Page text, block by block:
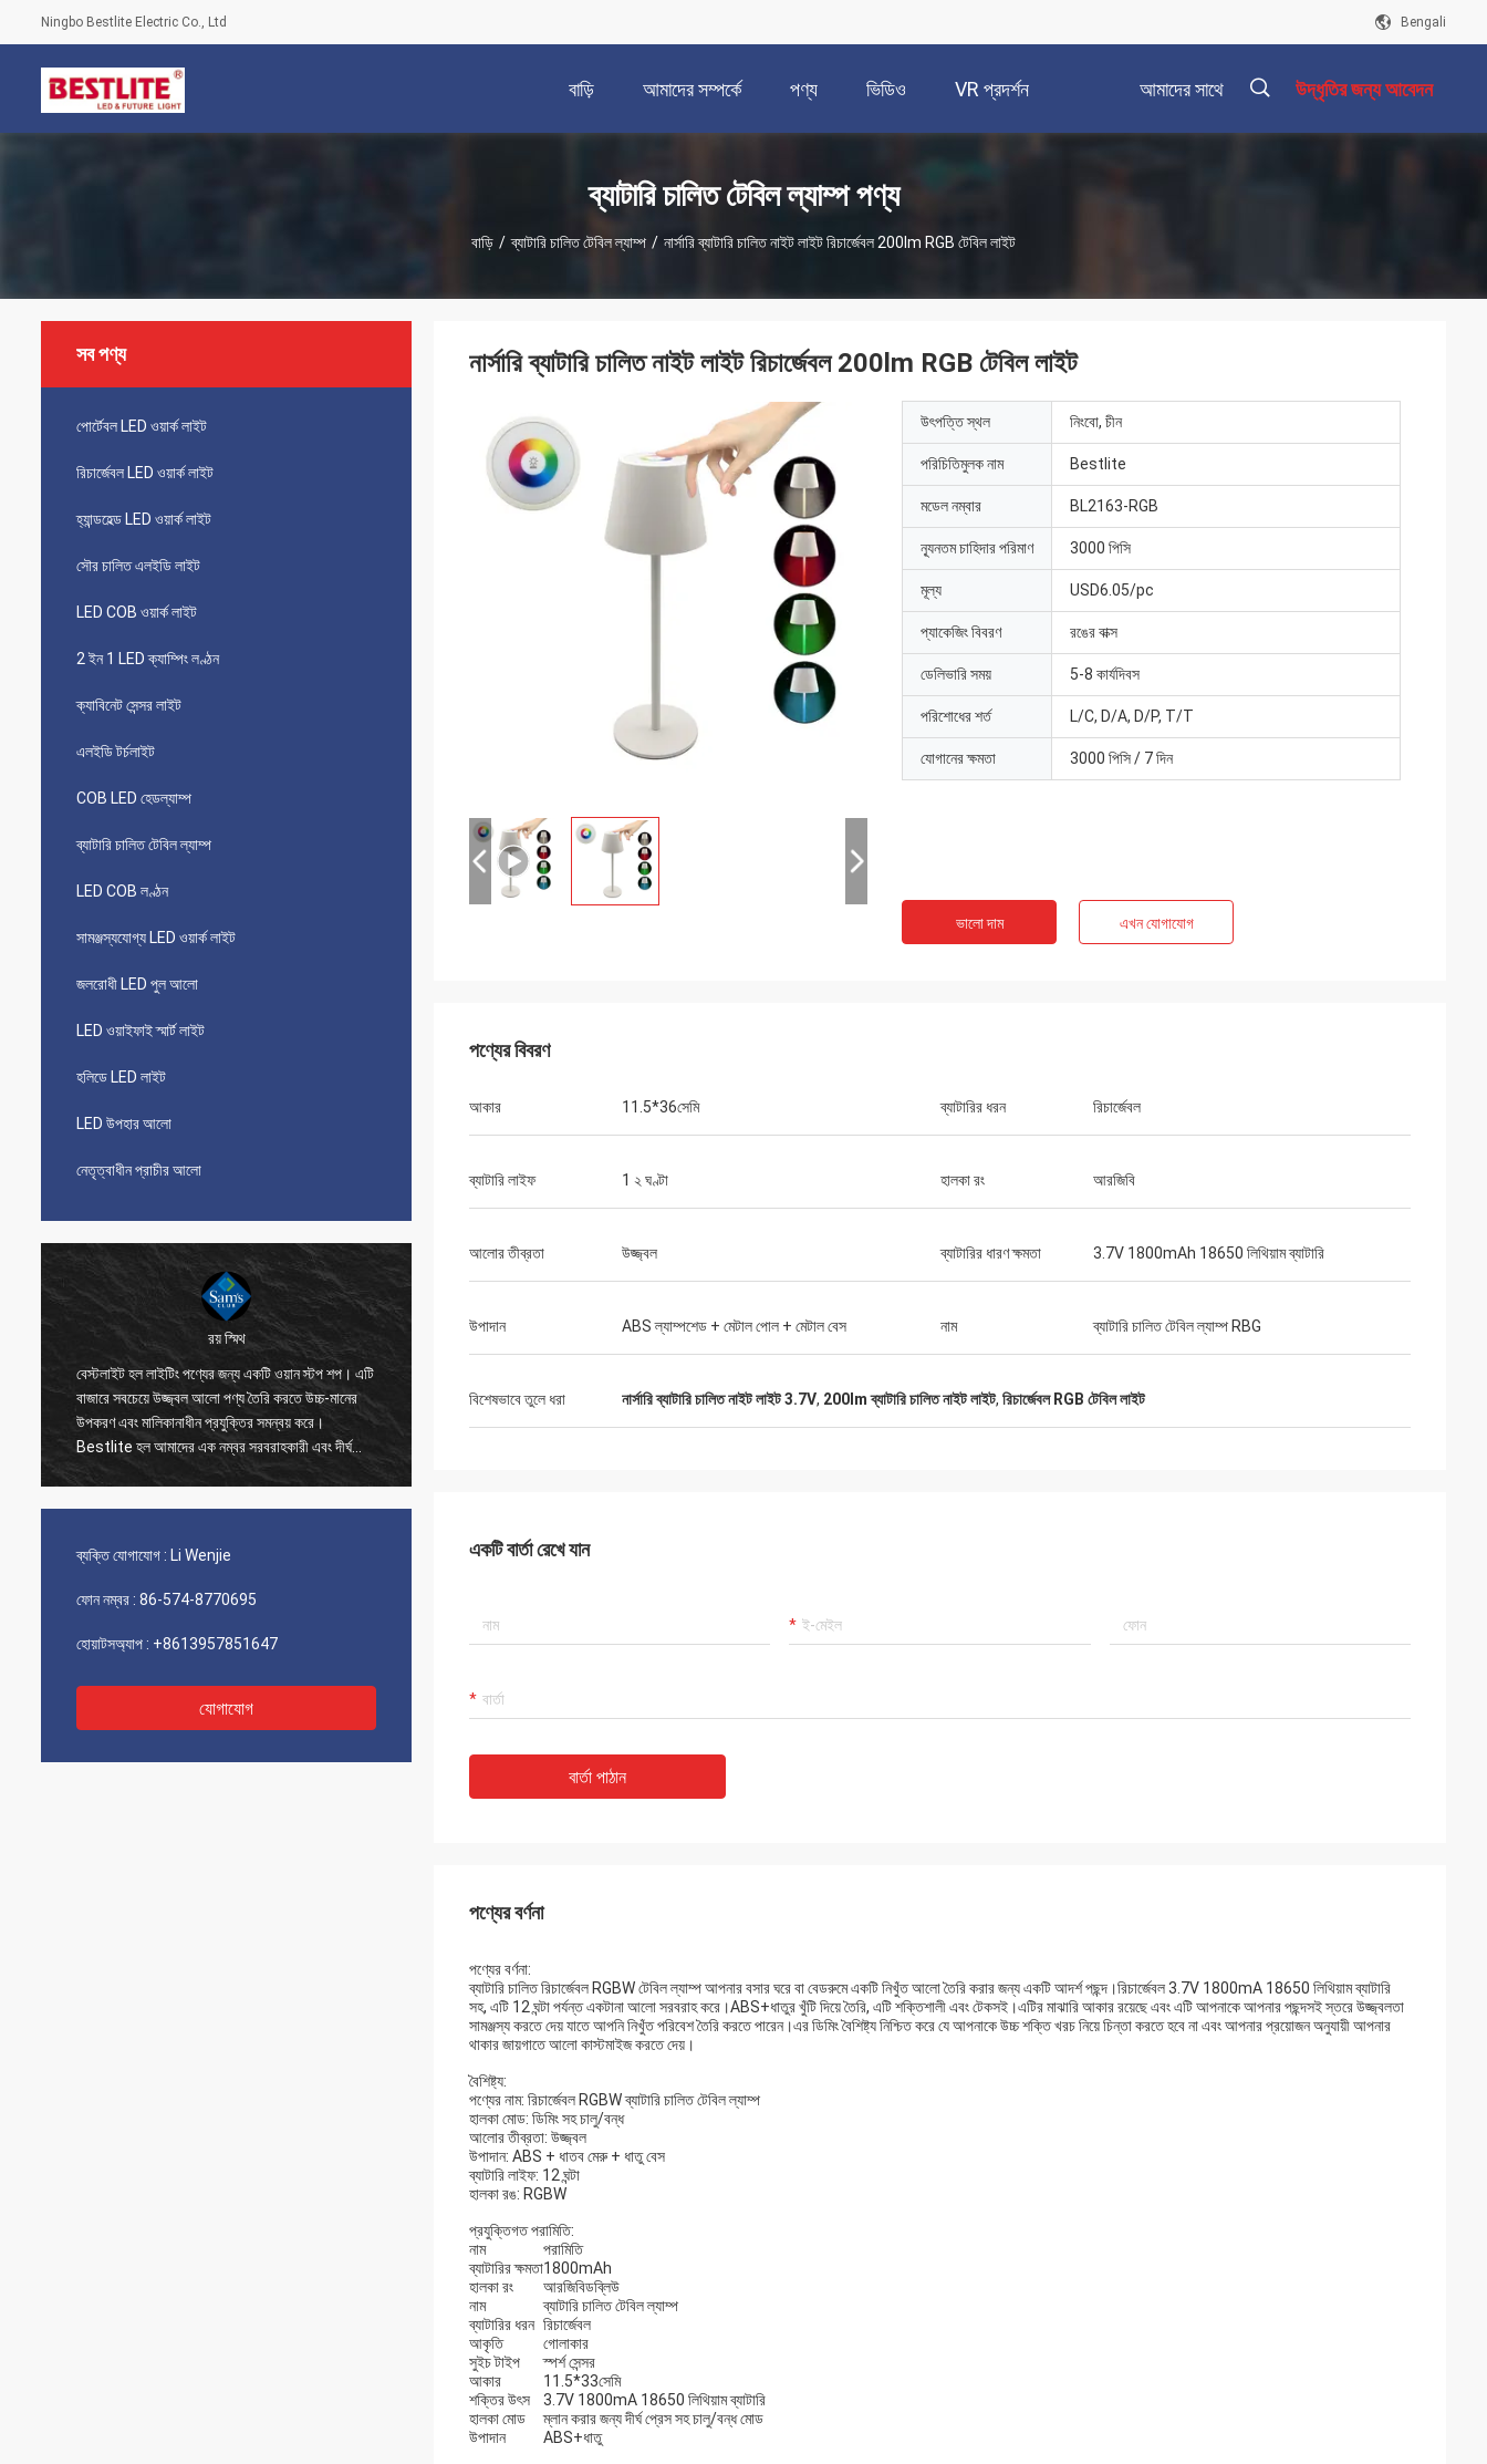
Ningbo Bestlite Electric Co., Ltd Bengali
বাড়ি আমাদের সম্পর্কে পণ্য ভিডিও VR প্রদর্শন আমাদের সাথে উদ্ধৃতির জন্য আবেদন
ব্যাটারি চালিত টেবিল ল্যাম্প পণ্য
বাড়ি / ব্যাটারি চালিত টেবিল ল্যাম্প / নার্সারি ব্যাটারি চালিত নাইট লাইট রিচার্জেবল 200lm RGB টেবিল লাইট
সব পণ্য
পোর্টেবল LED ওয়ার্ক লাইট
রিচার্জেবল LED ওয়ার্ক লাইট
হ্যান্ডহেল্ড LED ওয়ার্ক লাইট
সৌর চালিত এলইডি লাইট
LED COB ওয়ার্ক লাইট
2 ইন 1 LED ক্যাম্পিং লণ্ঠন
ক্যাবিনেট সেন্সর লাইট
এলইডি টর্চলাইট
COB LED হেডল্যাম্প
ব্যাটারি চালিত টেবিল ল্যাম্প
LED COB লণ্ঠন
সামঞ্জস্যযোগ্য LED ওয়ার্ক লাইট
জলরোধী LED পুল আলো
LED ওয়াইফাই স্মার্ট লাইট
হলিডে LED লাইট
LED উপহার আলো
নেতৃত্বাধীন প্রাচীর আলো
রয় স্মিথ
বেস্টলাইট হল লাইটিং পণ্যের জন্য একটি ওয়ান স্টপ শপ। এটি
বাজারে সবচেয়ে উজ্জ্বল আলো পণ্য তৈরি করতে উচ্চ-মানের
উপকরণ এবং মালিকানাধীন প্রযুক্তির সমন্বয় করে।
Bestlite হল আমাদের এক নম্বর সরবরাহকারী এবং দীর্ঘ
সময়ের, বিশ্বস্ত অংশীদার। আমাদের অনেকগুলো প্রজেক্ট
ফাইন্ডি গেটস
এবং আপনি সবাই খুব প্রশংসা করেছেন. আপনার পেশাদারিত্ব,
ব্যক্তি যোগাযোগ : Li Wenjie
ফোন নম্বর : 86-574-8770695
হোয়াটসঅ্যাপ : +8613957851647
যোগাযোগ
নার্সারি ব্যাটারি চালিত নাইট লাইট রিচার্জেবল 200lm RGB টেবিল লাইট
উৎপত্তি স্থল নিংবো, চীন
পরিচিতিমুলক নাম Bestlite
মডেল নম্বার BL2163-RGB
ন্যূনতম চাহিদার পরিমাণ 3000 পিসি
মূল্য USD6.05/pc
প্যাকেজিং বিবরণ রঙের বাক্স
ডেলিভারি সময় 5-8 কার্যদিবস
পরিশোধের শর্ত L/C, D/A, D/P, T/T
যোগানের ক্ষমতা 3000 পিসি / 7 দিন
ভালো দাম এখন যোগাযোগ
পণ্যের বিবরণ
আকার 11.5*36সেমি ব্যাটারির ধরন রিচার্জেবল
ব্যাটারি লাইফ 1 ২ ঘণ্টা হালকা রং আরজিবি
আলোর তীব্রতা উজ্জ্বল ব্যাটারির ধারণ ক্ষমতা 3.7V 1800mAh 18650 লিথিয়াম ব্যাটারি
উপাদান ABS ল্যাম্পশেড + মেটাল পোল + মেটাল বেস নাম ব্যাটারি চালিত টেবিল ল্যাম্প RBG
বিশেষভাবে তুলে ধরা নার্সারি ব্যাটারি চালিত নাইট লাইট 3.7V, 200lm ব্যাটারি চালিত নাইট লাইট, রিচার্জেবল RGB টেবিল লাইট
একটি বার্তা রেখে যান
বার্তা পাঠান
পণ্যের বর্ণনা
পণ্যের বর্ণনা:
ব্যাটারি চালিত রিচার্জেবল RGBW টেবিল ল্যাম্প আপনার বসার ঘরে বা বেডরুমে একটি নিখুঁত আলো তৈরি করার জন্য একটি আদর্শ পছন্দ।রিচার্জেবল 3.7V 1800mA 18650 লিথিয়াম ব্যাটারি
সহ, এটি 12 ঘন্টা পর্যন্ত একটানা আলো সরবরাহ করে।ABS+ধাতুর খুঁটি দিয়ে তৈরি, এটি শক্তিশালী এবং টেকসই।এটির মাঝারি আকার রয়েছে এবং এটি আপনাকে আপনার পছন্দসই স্তরে উজ্জ্বলতা
সামঞ্জস্য করতে দেয় যাতে আপনি নিখুঁত পরিবেশ তৈরি করতে পারেন।এর ডিমিং বৈশিষ্ট্য নিশ্চিত করে যে আপনাকে উচ্চ শক্তি খরচ নিয়ে চিন্তা করতে হবে না এবং আপনার প্রয়োজন অনুযায়ী আপনার
থাকার জায়গাতে আলো কাস্টমাইজ করতে দেয়।
বৈশিষ্ট্য:
পণ্যের নাম: রিচার্জেবল RGBW ব্যাটারি চালিত টেবিল ল্যাম্প
হালকা মোড: ডিমিং সহ চালু/বন্ধ
আলোর তীব্রতা: উজ্জ্বল
উপাদান: ABS + ধাতব মেরু + ধাতু বেস
ব্যাটারি লাইফ: 12 ঘন্টা
হালকা রঙ: RGBW
প্রযুক্তিগত পরামিতি:
নাম
পরামিতি
ব্যাটারির ক্ষমতা1800mAh
হালকা রং
আরজিবিডব্লিউ
নাম
ব্যাটারি চালিত টেবিল ল্যাম্প
ব্যাটারির ধরন রিচার্জেবল
আকৃতি
গোলাকার
সুইচ টাইপ
স্পর্শ সেন্সর
আকার
11.5*33সেমি
শক্তির উৎস
3.7V 1800mA 18650 লিথিয়াম ব্যাটারি
হালকা মোড
ম্লান করার জন্য দীর্ঘ প্রেস সহ চালু/বন্ধ মোড
উপাদান
ABS+ধাতু